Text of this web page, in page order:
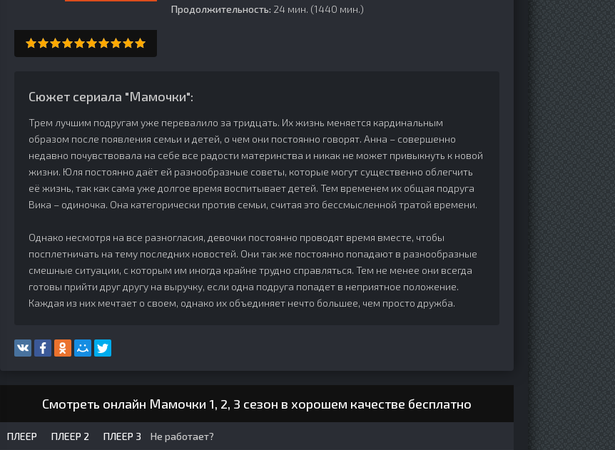
Продолжительность: 24 мин. (1440 мин.)
Сюжет сериала "Мамочки":
Трем лучшим подругам уже перевалило за тридцать. Их жизнь меняется кардинальным
образом после появления семьи и детей, о чем они постоянно говорят. Анна – совершенно
недавно почувствовала на себе все радости материнства и никак не может привыкнуть к новой
жизни. Юля постоянно даёт ей разнообразные советы, которые могут существенно облегчить
её жизнь, так как сама уже долгое время воспитывает детей. Тем временем их общая подруга
Вика – одиночка. Она категорически против семьи, считая это бессмысленной тратой времени.
Однако несмотря на все разногласия, девочки постоянно проводят время вместе, чтобы
посплетничать на тему последних новостей. Они так же постоянно попадают в разнообразные
смешные ситуации, с которым им иногда крайне трудно справляться. Тем не менее они всегда
готовы прийти друг другу на выручку, если одна подруга попадет в неприятное положение.
Каждая из них мечтает о своем, однако их объединяет нечто большее, чем просто дружба.
Смотреть онлайн Мамочки 1, 2, 3 сезон в хорошем качестве бесплатно
ПЛЕЕР ПЛЕЕР 2 ПЛЕЕР 3 Не работает?